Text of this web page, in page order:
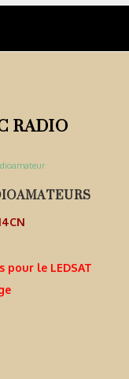
RADIO
pour le LEDSAT